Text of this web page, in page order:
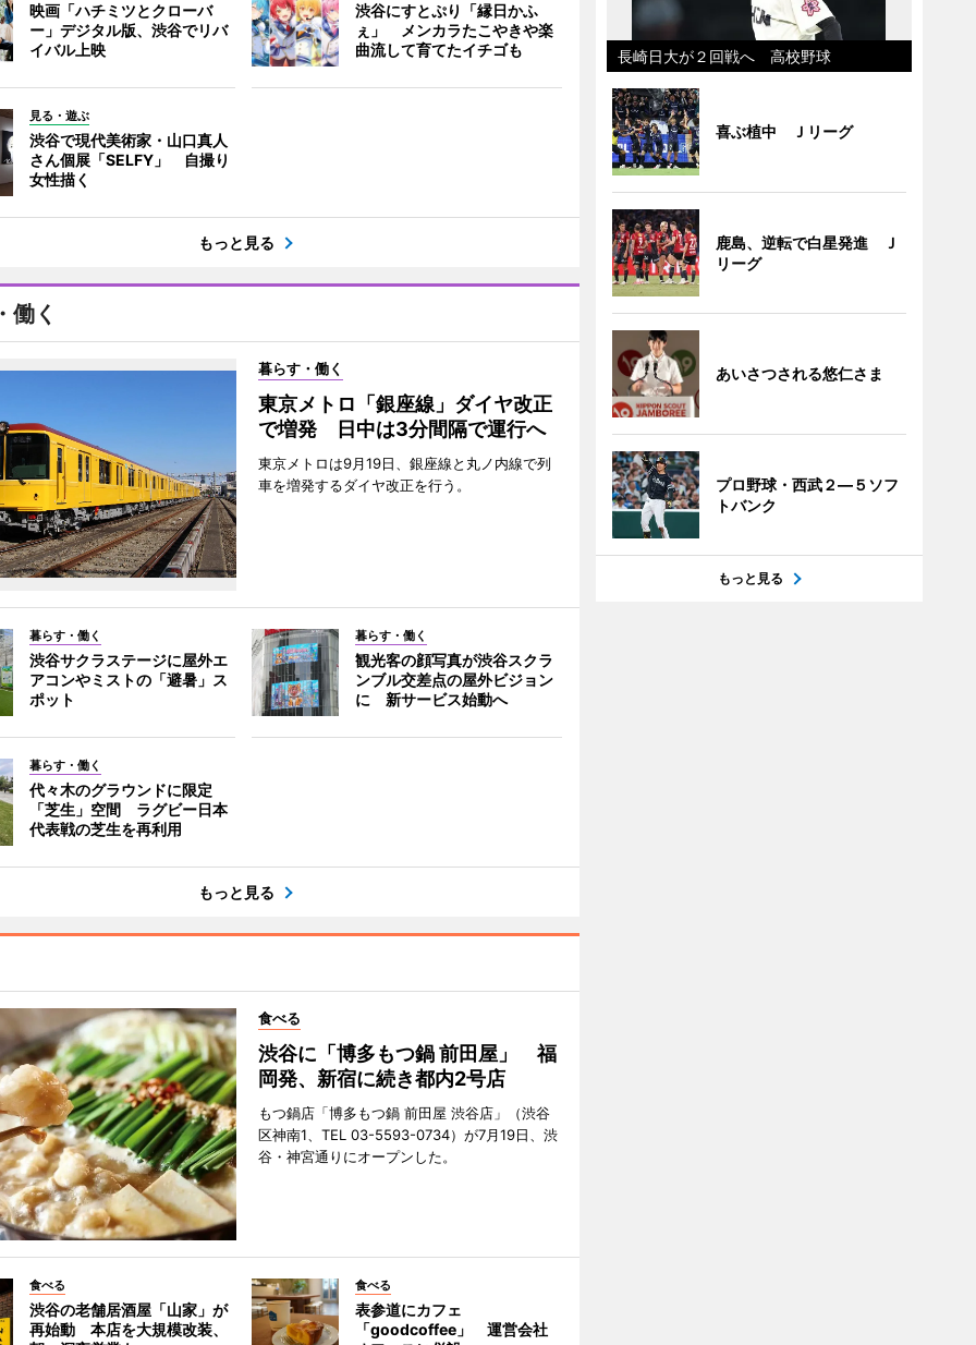
映画「ハチミツとクローバ
ー」デジタル版、渋谷でリバ
イバル上映
渋谷にすとぷり「縁日かふ
ぇ」 メンカラたこやきや楽
曲流して育てたイチゴも
見る・遊ぶ
渋谷で現代美術家・山口真人
さん個展「SELFY」 自撮り
女性描く
もっと見る
働く
暮らす・働く
東京メトロ「銀座線」ダイヤ改正
で増発 日中は3分間隔で運行へ
東京メトロは9月19日、銀座線と丸ノ内線で列
車を増発するダイヤ改正を行う。
暮らす・働く
渋谷サクラステージに屋外エ
アコンやミストの「避暑」ス
ポット
暮らす・働く
観光客の顔写真が渋谷スクラ
ンブル交差点の屋外ビジョン
に 新サービス始動へ
暮らす・働く
代々木のグラウンドに限定
「芝生」空間 ラグビー日本
代表戦の芝生を再利用
もっと見る
食べる
渋谷に「博多もつ鍋 前田屋」 福
岡発、新宿に続き都内2号店
もつ鍋店「博多もつ鍋 前田屋 渋谷店」（渋谷
区神南1、TEL 03-5593-0734）が7月19日、渋
谷・神宮通りにオープンした。
食べる
渋谷の老舗居酒屋「山家」が
再始動 本店を大規模改装、
食べる
表参道にカフェ
「goodcoffee」 運営会社
長崎日大が２回戦へ 高校野球
喜ぶ植中 Ｊリーグ
鹿島、逆転で白星発進 Ｊ
リーグ
あいさつされる悠仁さま
プロ野球・西武２―５ソフ
トバンク
もっと見る